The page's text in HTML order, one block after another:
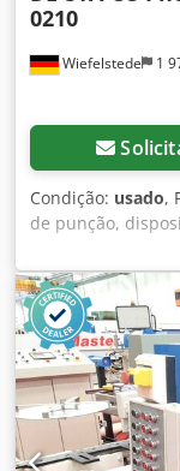
Wiefelstede 1
0210
Condição: usado,
de punção,
punção manual
Máquina de
Punção
mm Dedpfx
mm -Peso: 24 kg